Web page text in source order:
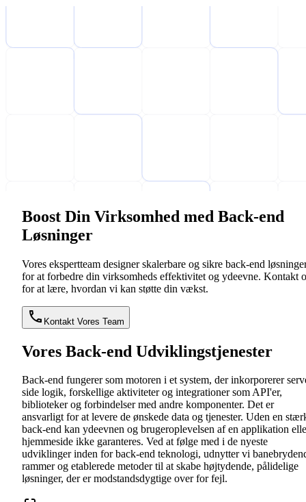
Boost Din Virksomhed med Back-end
Løsninger
Vores ekspertteam designer skalerbare og sikre back-end
for at forbedre din virksomheds effektivitet og ydeevne. Kontakt
for at lære, hvordan vi kan støtte din vækst.
Kontakt Vores Team
Vores Back-end Udviklingstjenester
Back-end fungerer som motoren i et system, der inkorporerer
side logik, forskellige aktiviteter og integrationer som API'er,
biblioteker og forbindelser med andre komponenter. Det er
ansvarligt for at levere de ønskede data og tjenester. Uden en
back-end kan ydeevnen og brugeroplevelsen af en applikation
hjemmeside ikke garanteres. Ved at følge med i de nyeste
udviklinger inden for back-end teknologi, udnytter vi
rammer og etablerede metoder til at skabe højtydende, pålidelige
løsninger, der er modstandsdygtige over for fejl.